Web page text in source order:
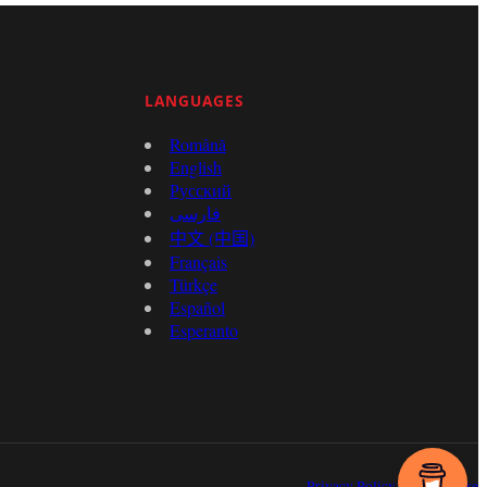
LANGUAGES
Română
English
Русский
فارسی
中文 (中国)
Français
Türkçe
Español
Esperanto